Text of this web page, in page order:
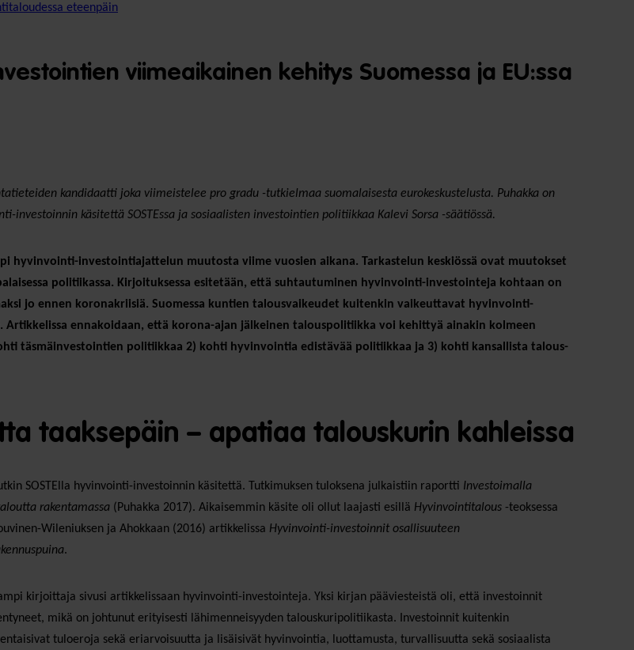
eteenpäin
viimeaikainen kehitys Suomessa ja EU:ssa
kandidaatti joka viimeistelee pro gradu -tutkielmaa suomalaisesta eurokeskustelusta. Puhakka on
investoinnin käsitettä SOSTEssa ja sosiaalisten investointien politiikkaa Kalevi Sorsa -säätiössä.
hyvinvointi-investointiajattelun muutosta viime vuosien aikana. Tarkastelun keskiössä ovat muutokset
politiikassa. Kirjoituksessa esitetään, että suhtautuminen hyvinvointi-investointeja kohtaan on
jo ennen koronakriisiä. Suomessa kuntien talousvaikeudet kuitenkin vaikeuttavat hyvinvointi-
Artikkelissa ennakoidaan, että korona-ajan jälkeinen talouspolitiikka voi kehittyä ainakin kolmeen
täsmäinvestointien politiikkaa 2) kohti hyvinvointia edistävää politiikkaa ja 3) kohti kansallista talous-
taaksepäin – apatiaa talouskurin kahleissa
SOSTElla hyvinvointi-investoinnin käsitettä. Tutkimuksen tuloksena julkaistiin raportti Investoimalla
rakentamassa (Puhakka 2017). Aikaisemmin käsite oli ollut laajasti esillä Hyvinvointitalous­ -teoksessa
Wileniuksen ja Ahokkaan (2016) artikkelissa Hyvinvointi-investoinnit osallisuuteen
.
kirjoittaja sivusi artikkelissaan hyvinvointi-investointeja. Yksi kirjan pääviesteistä oli, että investoinnit
mikä on johtunut erityisesti lähimenneisyyden talouskuripolitiikasta. Investoinnit kuitenkin
tuloeroja sekä eriarvoisuutta ja lisäisivät hyvinvointia, luottamusta, turvallisuutta sekä sosiaalista